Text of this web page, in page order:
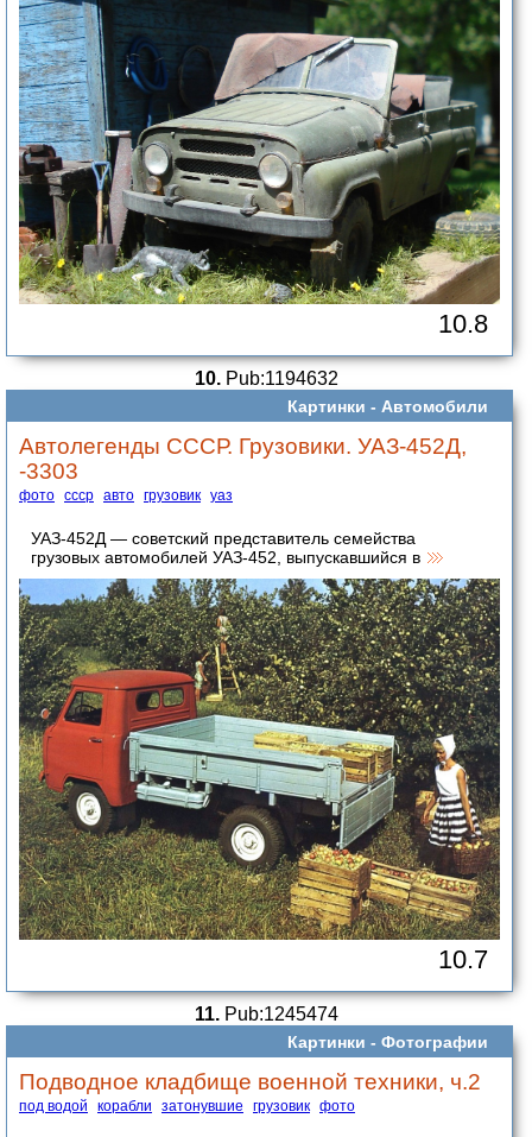
10.8
10.Pub:1194632
Картинки - Автомобили
Автолегенды СССР. Грузовики. УАЗ-452Д,
-3303
фото ссср авто грузовик уаз
УАЗ-452Д — советский представитель семейства
грузовых автомобилей УАЗ-452, выпускавшийся в
10.7
11.Pub:1245474
Картинки - Фотографии
Подводное кладбище военной техники, ч.2
под водой корабли затонувшие грузовик фото